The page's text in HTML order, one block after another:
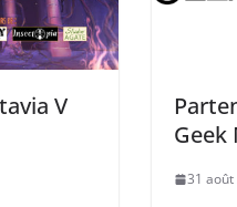
V
Geek
31 août